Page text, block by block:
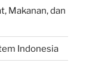
Makanan, dan
Indonesia